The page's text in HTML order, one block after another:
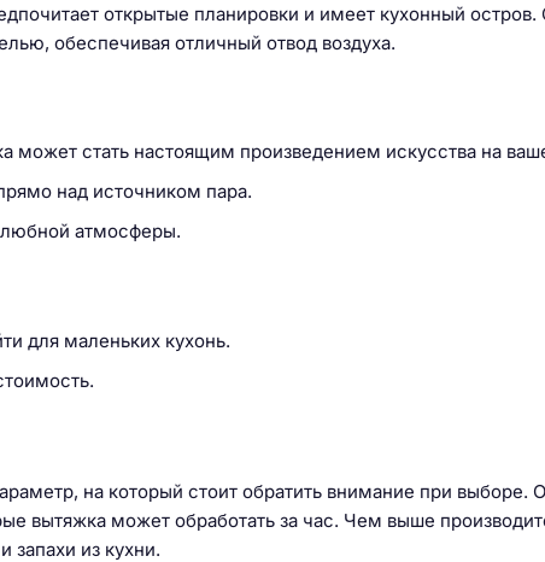
открытые планировки и имеет кухонный остров.
обеспечивая отличный отвод воздуха.
может стать настоящим произведением искусства на
над источником пара.
атмосферы.
для маленьких кухонь.
на который стоит обратить внимание при выборе.
вытяжка может обработать за час. Чем выше
из кухни.